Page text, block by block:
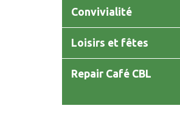
Convivialité
Loisirs et fêtes
Repair Café CBL